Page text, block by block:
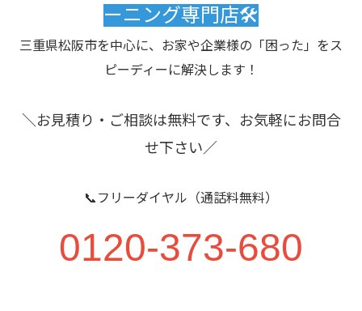
ーニング専門店🛠️
三重県松阪市を中心に、お家や企業様の「困った」をス
ピーディーに解決します！
＼お見積り・ご相談は無料です、お気軽にお問合
せ下さい／
📞フリーダイヤル（通話料無料）
0120-373-680